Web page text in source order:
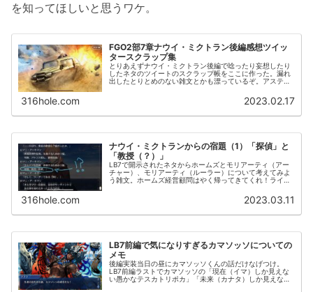
を知ってほしいと思うワケ。
FGO2部7章ナウイ・ミクトラン後編感想ツイッ
タースクラップ集
とりあえずナウイ・ミクトラン後編で唸ったり妄想したり
したネタのツイートのスクラップ帳をここに作った。漏れ
出したとりとめのない雑文とかも漂っているぞ。アステカ
316hole.com 2023.02.17
ナウイ・ミクトランからの宿題（1）「探偵」と
「教授（？）」
LB7で開示されたネタからホームズとモリアーティ（アー
チャー）、モリアーティ（ルーラー）について考えてみよ
う雑文。ホームズ経営顧問はやく帰ってきてくれ！ライヘ
316hole.com 2023.03.11
LB7前編で気になりすぎるカマソッソについての
メモ
後編実装当日の昼にカマソッソくんの話だけなげつけ。
LB7前編ラストでカマソッソの「現在（イマ）しか見えな
い愚かなテスカトリポカ」「未来（カナタ）しか見えない